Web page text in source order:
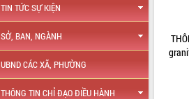
TIN TỨC SỰ KIỆN
SỞ, BAN, NGÀNH
UBND CÁC XÃ, PHƯỜNG
THÔNG TIN CHỈ ĐẠO ĐIỀU HÀNH